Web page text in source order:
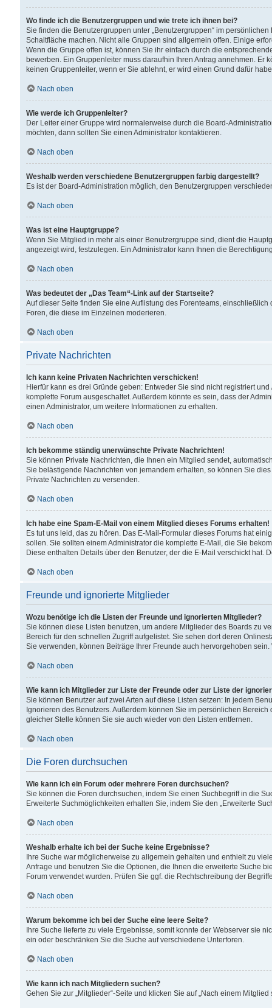
Wo finde ich die Benutzergruppen und wie trete ich ihnen bei?
Sie finden die Benutzergruppen unter „Benutzergruppen“ im
Schaltfläche machen. Nicht alle Gruppen sind allgemein offen. Einige
Wenn die Gruppe offen ist, können Sie ihr einfach durch die
bewerben. Ein Gruppenleiter muss daraufhin Ihren Antrag annehmen.
keinen Gruppenleiter, wenn er Sie ablehnt, er wird einen Grund dafür
Nach oben
Wie werde ich Gruppenleiter?
Der Leiter einer Gruppe wird normalerweise durch die Board-
möchten, dann sollten Sie einen Administrator kontaktieren.
Nach oben
Weshalb werden verschiedene Benutzergruppen farbig dargestellt?
Es ist der Board-Administration möglich, den Benutzergruppen
Nach oben
Was ist eine Hauptgruppe?
Wenn Sie Mitglied in mehr als einer Benutzergruppe sind, dient die
angezeigt wird, festzulegen. Ein Administrator kann Ihnen die
Nach oben
Was bedeutet der „Das Team“-Link auf der Startseite?
Auf dieser Seite finden Sie eine Auflistung des Forenteams,
Foren, die diese im Einzelnen moderieren.
Nach oben
Private Nachrichten
Ich kann keine Privaten Nachrichten verschicken!
Hierfür kann es drei Gründe geben: Entweder Sie sind nicht registriert
komplette Forum ausgeschaltet. Außerdem könnte es sein, dass der
einen Administrator, um weitere Informationen zu erhalten.
Nach oben
Ich bekomme ständig unerwünschte Private Nachrichten!
Sie können Private Nachrichten, die Ihnen ein Mitglied sendet,
Sie belästigende Nachrichten von jemandem erhalten, so können Sie
Private Nachrichten zu versenden.
Nach oben
Ich habe eine Spam-E-Mail von einem Mitglied dieses Forums erhalten!
Es tut uns leid, das zu hören. Das E-Mail-Formular dieses Forums hat
sollen. Sie sollten einem Administrator die komplette E-Mail, die Sie
Diese enthalten Details über den Benutzer, der die E-Mail verschickt hat.
Nach oben
Freunde und ignorierte Mitglieder
Wozu benötige ich die Listen der Freunde und ignorierten Mitglieder?
Sie können diese Listen benutzen, um andere Mitglieder des Boards zu
Bereich für den schnellen Zugriff aufgelistet. Sie sehen dort deren
Sie verwenden, können Beiträge Ihrer Freunde auch hervorgehoben
Nach oben
Wie kann ich Mitglieder zur Liste der Freunde oder zur Liste der
Sie können Benutzer auf zwei Arten auf diese Listen setzen: In jedem
Ignorieren des Benutzers. Außerdem können Sie im persönlichen
gleicher Stelle können Sie sie auch wieder von den Listen entfernen.
Nach oben
Die Foren durchsuchen
Wie kann ich ein Forum oder mehrere Foren durchsuchen?
Sie können die Foren durchsuchen, indem Sie einen Suchbegriff in die
Erweiterte Suchmöglichkeiten erhalten Sie, indem Sie den „Erweiterte
Nach oben
Weshalb erhalte ich bei der Suche keine Ergebnisse?
Ihre Suche war möglicherweise zu allgemein gehalten und enthielt zu
Anfrage und benutzen Sie die Optionen, die Ihnen die erweiterte Suche
Forum verwendet wurden. Prüfen Sie ggf. die Rechtschreibung der
Nach oben
Warum bekomme ich bei der Suche eine leere Seite?
Ihre Suche lieferte zu viele Ergebnisse, somit konnte der Webserver sie
ein oder beschränken Sie die Suche auf verschiedene Unterforen.
Nach oben
Wie kann ich nach Mitgliedern suchen?
Gehen Sie zur „Mitglieder“-Seite und klicken Sie auf „Nach einem Mitglied